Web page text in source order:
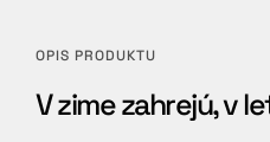
OPIS PRODUKTU
V zime zahrejú, v